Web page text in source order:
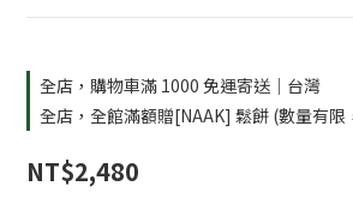
全店，購物車滿 1000 免運寄送｜台灣
全店，全館滿額贈[NAAK] 鬆餅 (數量有限
NT$2,480